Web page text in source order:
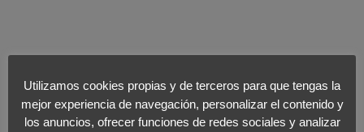
Utilizamos cookies propias y de terceros para que tengas la
mejor experiencia de navegación, personalizar el contenido y
los anuncios, ofrecer funciones de redes sociales y analizar